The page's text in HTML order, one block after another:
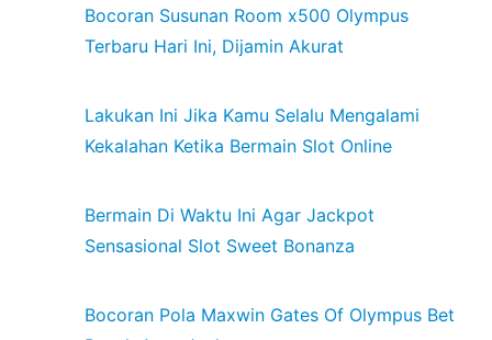
Bocoran Susunan Room x500 Olympus
Terbaru Hari Ini, Dijamin Akurat
Lakukan Ini Jika Kamu Selalu Mengalami
Kekalahan Ketika Bermain Slot Online
Bermain Di Waktu Ini Agar Jackpot
Sensasional Slot Sweet Bonanza
Bocoran Pola Maxwin Gates Of Olympus Bet